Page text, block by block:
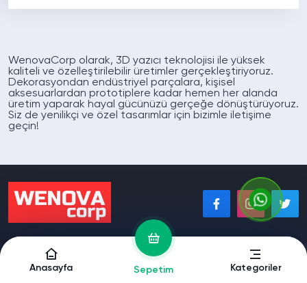
WenovaCorp olarak, 3D yazıcı teknolojisi ile yüksek
kaliteli ve özelleştirilebilir üretimler gerçekleştiriyoruz.
Dekorasyondan endüstriyel parçalara, kişisel
aksesuarlardan prototiplere kadar hemen her alanda
üretim yaparak hayal gücünüzü gerçeğe dönüştürüyoruz.
Siz de yenilikçi ve özel tasarımlar için bizimle iletişime
geçin!
Copyright © 2025 WeNovaCorp. Tüm Hakları Saklıdır. | Barış mh. 128.cd no:25
Akdeniz/Mersin | +905432260973
Anasayfa Sepetim Kategoriler